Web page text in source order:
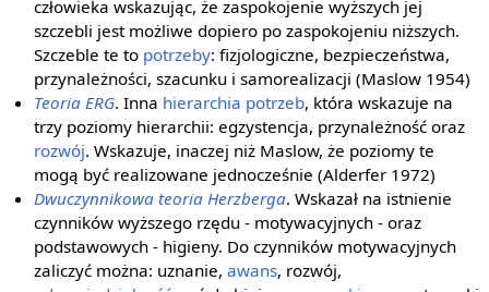
człowieka wskazując, że zaspokojenie wyższych jej
szczebli jest możliwe dopiero po zaspokojeniu niższych.
Szczeble te to potrzeby: fizjologiczne, bezpieczeństwa,
przynależności, szacunku i samorealizacji (Maslow 1954)
Teoria ERG. Inna hierarchia potrzeb, która wskazuje na
trzy poziomy hierarchii: egzystencja, przynależność oraz
rozwój. Wskazuje, inaczej niż Maslow, że poziomy te
mogą być realizowane jednocześnie (Alderfer 1972)
Dwuczynnikowa teoria Herzberga. Wskazał na istnienie
czynników wyższego rzędu - motywacyjnych - oraz
podstawowych - higieny. Do czynników motywacyjnych
zaliczyć można: uznanie,awans, rozwój,